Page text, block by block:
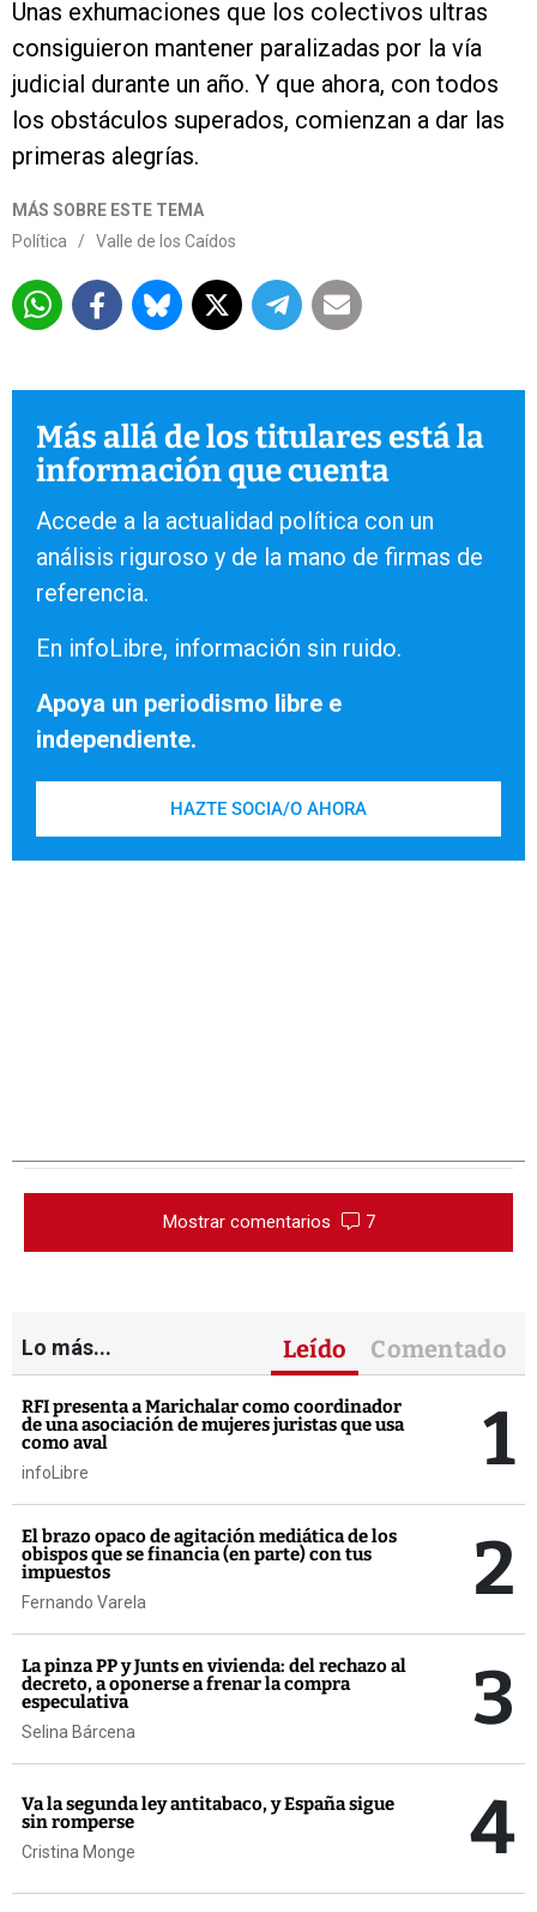
Unas exhumaciones que los colectivos ultras
consiguieron mantener paralizadas por la vía
judicial durante un año. Y que ahora, con todos
los obstáculos superados, comienzan a dar las
primeras alegrías.
MÁS SOBRE ESTE TEMA
Política
/ Valle de los Caídos
Más allá de los titulares está la
información que cuenta
Accede a la actualidad política con un
análisis riguroso y de la mano de firmas de
referencia.
En infoLibre, información sin ruido.
Apoya un periodismo libre e
independiente.
HAZTE SOCIA/O AHORA
Mostrar comentarios 7
Lo más... Leído Comentado
RFI presenta a Marichalar como coordinador
de una asociación de mujeres juristas que usa
como aval
infoLibre 1
El brazo opaco de agitación mediática de los
obispos que se financia (en parte) con tus
impuestos
Fernando Varela 2
La pinza PP y Junts en vivienda: del rechazo al
decreto, a oponerse a frenar la compra
especulativa
Selina Bárcena 3
Va la segunda ley antitabaco, y España sigue
sin romperse
Cristina Monge 4